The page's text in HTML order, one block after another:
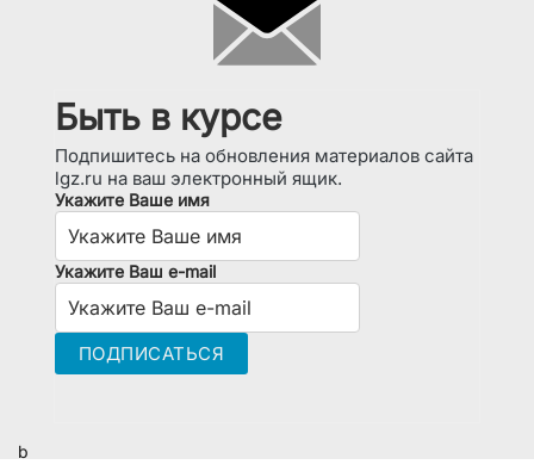
Быть в курсе
Подпишитесь на обновления материалов сайта
lgz.ru на ваш электронный ящик.
Укажите Ваше имя
Укажите Ваш e-mail
b